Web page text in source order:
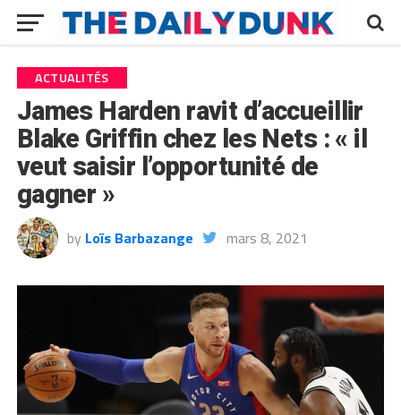
ACTUALITÉS
James Harden ravit d’accueillir
Blake Griffin chez les Nets : « il
veut saisir l’opportunité de
gagner »
by Loïs Barbazange mars 8, 2021